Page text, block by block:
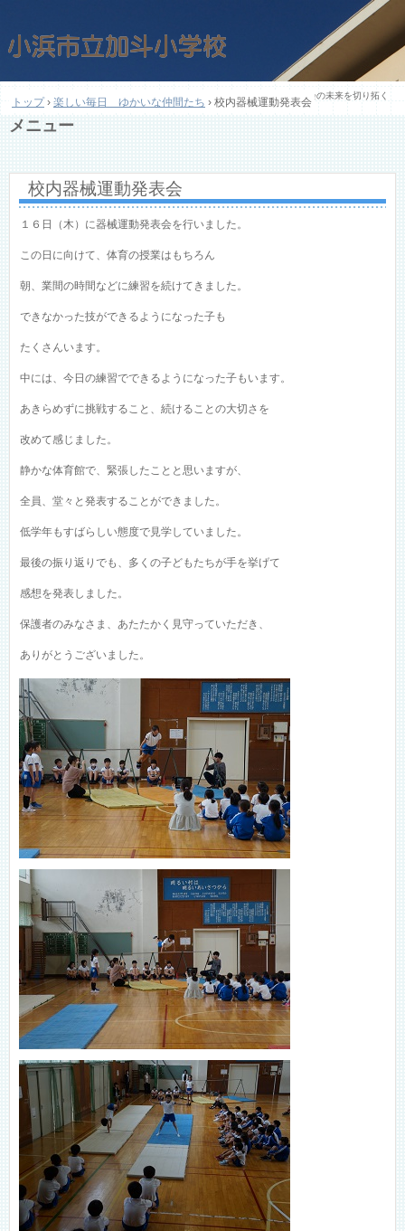
加斗小学校教育目標「未来創造 ～自分の未来・ふるさと小浜の未来・社会の未来を切り拓く
人材の育成～」
メニュー
テ
ツ
トップ › 楽しい毎日 ゆかいな仲間たち › 校内器械運動発表会
校内器械運動発表会
１６日（木）に器械運動発表会を行いました。
この日に向けて、体育の授業はもちろん
朝、業間の時間などに練習を続けてきました。
できなかった技ができるようになった子も
たくさんいます。
中には、今日の練習でできるようになった子もいます。
あきらめずに挑戦すること、続けることの大切さを
改めて感じました。
静かな体育館で、緊張したことと思いますが、
全員、堂々と発表することができました。
低学年もすばらしい態度で見学していました。
最後の振り返りでも、多くの子どもたちが手を挙げて
感想を発表しました。
保護者のみなさま、あたたかく見守っていただき、
ありがとうございました。